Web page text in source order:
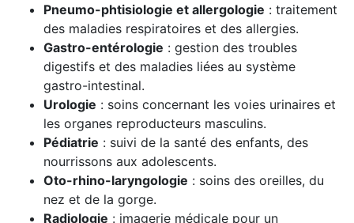
Pneumo-phtisiologie et allergologie : traitement
des maladies respiratoires et des allergies.
Gastro-entérologie : gestion des troubles
digestifs et des maladies liées au système
gastro-intestinal.
Urologie : soins concernant les voies urinaires et
les organes reproducteurs masculins.
Pédiatrie : suivi de la santé des enfants, des
nourrissons aux adolescents.
Oto-rhino-laryngologie : soins des oreilles, du
nez et de la gorge.
Radiologie : imagerie médicale pour un